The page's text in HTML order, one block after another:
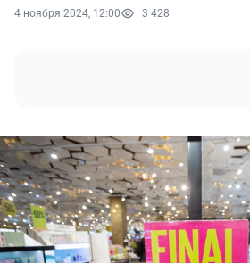
4 ноября 2024, 12:00 3 428